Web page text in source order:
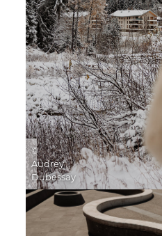
©
Audrey
Dubessay